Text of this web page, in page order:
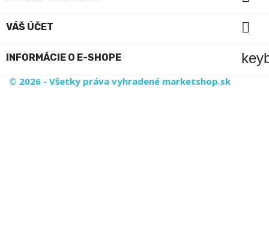
VÁŠ ÚČET 
INFORMÁCIE O E-SHOPE
© 2026 - Všetky práva vyhradené marketshop.sk